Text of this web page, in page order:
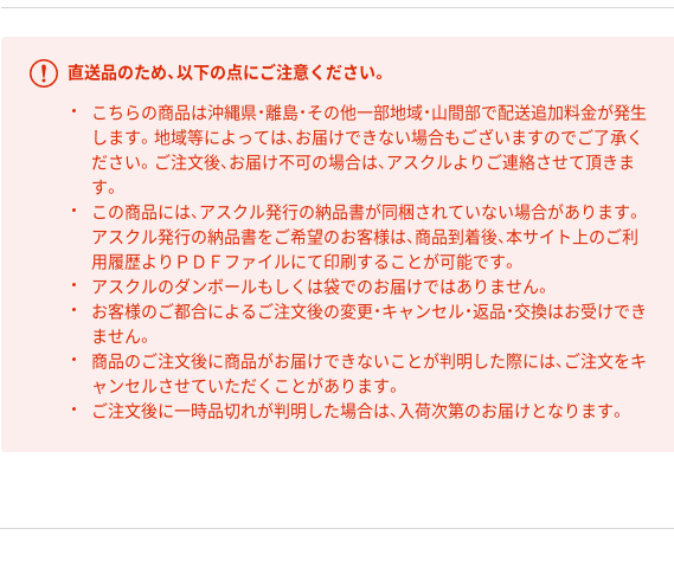
直送品のため、以下の点にご注意ください。
こちらの商品は沖縄県・離島・その他一部地域・山間部で配送追加料金が発生
します。地域等によっては、お届けできない場合もございますのでご了承く
ださい。ご注文後、お届け不可の場合は、アスクルよりご連絡させて頂きま
す。
この商品には、アスクル発行の納品書が同梱されていない場合があります。
アスクル発行の納品書をご希望のお客様は、商品到着後、本サイト上のご利
用履歴よりＰＤＦファイルにて印刷することが可能です。
アスクルのダンボールもしくは袋でのお届けではありません。
お客様のご都合によるご注文後の変更・キャンセル・返品・交換はお受けでき
ません。
商品のご注文後に商品がお届けできないことが判明した際には、ご注文をキ
ャンセルさせていただくことがあります。
ご注文後に一時品切れが判明した場合は、入荷次第のお届けとなります。